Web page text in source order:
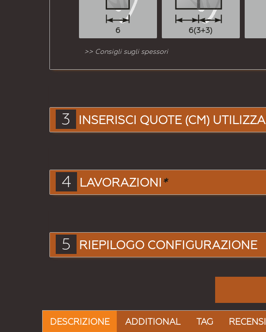
6 6(3+3)
>> Consigli sugli spessori
3 INSERISCI QUOTE (CM)
4 LAVORAZIONI *
5 RIEPILOGO CONFIGURAZIONE
DESCRIZIONE ADDITIONAL TAG